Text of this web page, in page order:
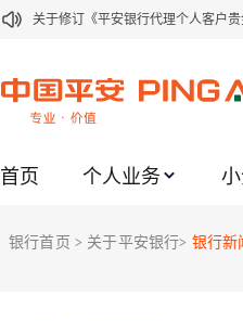
关于修订《平安银行代理个人客户
关于我行聚金宝交易软件升级更新
关于2020年端午节期间上金所代理
关于加强代理贵金属业务风险防范的
首页 个人业务
银行首页 > 关于平安银行> 银行新